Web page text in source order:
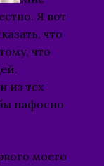
Я вот
что
что
из тех
пафосно
моего